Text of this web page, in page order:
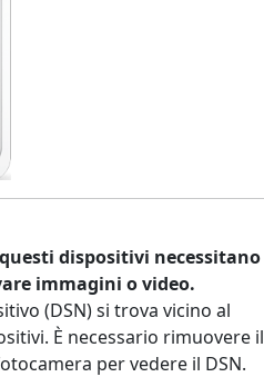
dispositivi necessitano
immagini o video.
(DSN) si trova vicino al
È necessario rimuovere il
per vedere il DSN.